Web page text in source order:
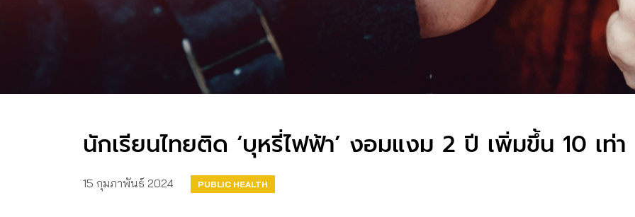
นักเรียนไทยติด ‘บุหรี่ไฟฟ้า’ งอมแงม 2 ปี เพิ่มขึ้น 10 เท่า
15 กุมภาพันธ์ 2024 PUBLIC HEALTH